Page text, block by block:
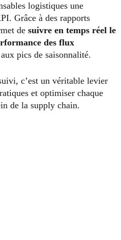
logistiques une
Grâce à des rapports
de suivre en temps réel le
des flux
pics de saisonnalité.
c’est un véritable levier
et optimiser chaque
de la supply chain.